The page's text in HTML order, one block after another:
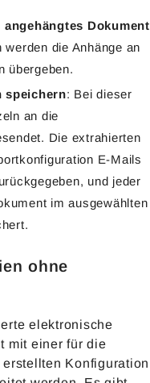
Dokument
die Anhänge an
übergeben.
speichern: Bei dieser
an die
Die extrahierten
E-Mails
und jeder
im ausgewählten
ohne
elektronische
mit einer für die
Konfiguration